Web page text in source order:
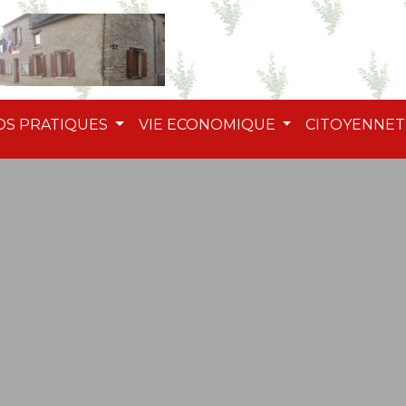
PRATIQUES VIE ECONOMIQUE